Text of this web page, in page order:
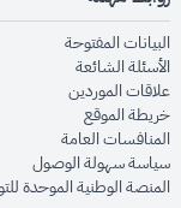
البيانات المفتوحةwindow
الأسئلة الشائعةwindow
علاقات الموردينwindow
خريطة الموقعwindow
المنافسات العامةwindow
سياسة سهولة الوصول
المنصة الوطنية الموحدة